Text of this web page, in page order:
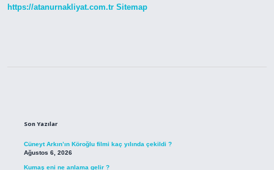
https://atanurnakliyat.com.tr Sitemap
Son Yazılar
Cüneyt Arkın’ın Köroğlu filmi kaç yılında çekildi ?
Ağustos 6, 2026
Kumaş eni ne anlama gelir ?